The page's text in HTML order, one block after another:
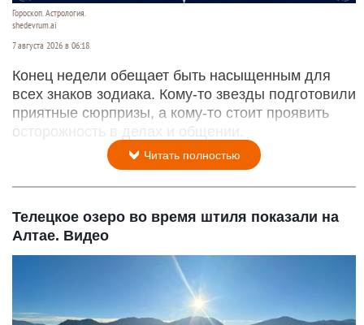
Гороскоп. Астрология.
shedevrum.ai
7 августа 2026 в 06:18
Конец недели обещает быть насыщенным для
всех знаков зодиака. Кому-то звезды подготовили
приятные сюрпризы, а кому-то стоит проявить
осторожность в делах и общении.
Читать полностью
Телецкое озеро во время штиля показали на
Алтае. Видео